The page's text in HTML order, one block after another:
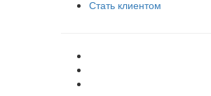
Стать клиентом